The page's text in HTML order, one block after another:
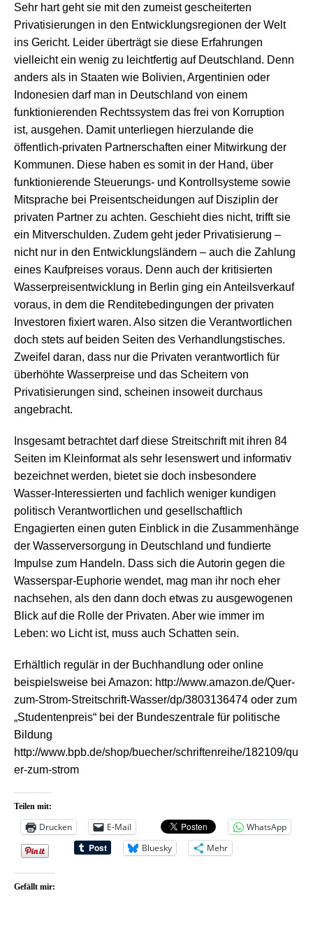
Sehr hart geht sie mit den zumeist gescheiterten
Privatisierungen in den Entwicklungsregionen der Welt
ins Gericht. Leider überträgt sie diese Erfahrungen
vielleicht ein wenig zu leichtfertig auf Deutschland. Denn
anders als in Staaten wie Bolivien, Argentinien oder
Indonesien darf man in Deutschland von einem
funktionierenden Rechtssystem das frei von Korruption
ist, ausgehen. Damit unterliegen hierzulande die
öffentlich-privaten Partnerschaften einer Mitwirkung der
Kommunen. Diese haben es somit in der Hand, über
funktionierende Steuerungs- und Kontrollsysteme sowie
Mitsprache bei Preisentscheidungen auf Disziplin der
privaten Partner zu achten. Geschieht dies nicht, trifft sie
ein Mitverschulden. Zudem geht jeder Privatisierung –
nicht nur in den Entwicklungsländern – auch die Zahlung
eines Kaufpreises voraus. Denn auch der kritisierten
Wasserpreisentwicklung in Berlin ging ein Anteilsverkauf
voraus, in dem die Renditebedingungen der privaten
Investoren fixiert waren. Also sitzen die Verantwortlichen
doch stets auf beiden Seiten des Verhandlungstisches.
Zweifel daran, dass nur die Privaten verantwortlich für
überhöhte Wasserpreise und das Scheitern von
Privatisierungen sind, scheinen insoweit durchaus
angebracht.
Insgesamt betrachtet darf diese Streitschrift mit ihren 84
Seiten im Kleinformat als sehr lesenswert und informativ
bezeichnet werden, bietet sie doch insbesondere
Wasser-Interessierten und fachlich weniger kundigen
politisch Verantwortlichen und gesellschaftlich
Engagierten einen guten Einblick in die Zusammenhänge
der Wasserversorgung in Deutschland und fundierte
Impulse zum Handeln. Dass sich die Autorin gegen die
Wasserspar-Euphorie wendet, mag man ihr noch eher
nachsehen, als den dann doch etwas zu ausgewogenen
Blick auf die Rolle der Privaten. Aber wie immer im
Leben: wo Licht ist, muss auch Schatten sein.
Erhältlich regulär in der Buchhandlung oder online
beispielsweise bei Amazon: http://www.amazon.de/Quer-
zum-Strom-Streitschrift-Wasser/dp/3803136474 oder zum
„Studentenpreis“ bei der Bundeszentrale für politische
Bildung
http://www.bpb.de/shop/buecher/schriftenreihe/182109/qu
er-zum-strom
Teilen mit:
Drucken E-Mail
WhatsApp
Bluesky
Mehr
Gefällt mir: